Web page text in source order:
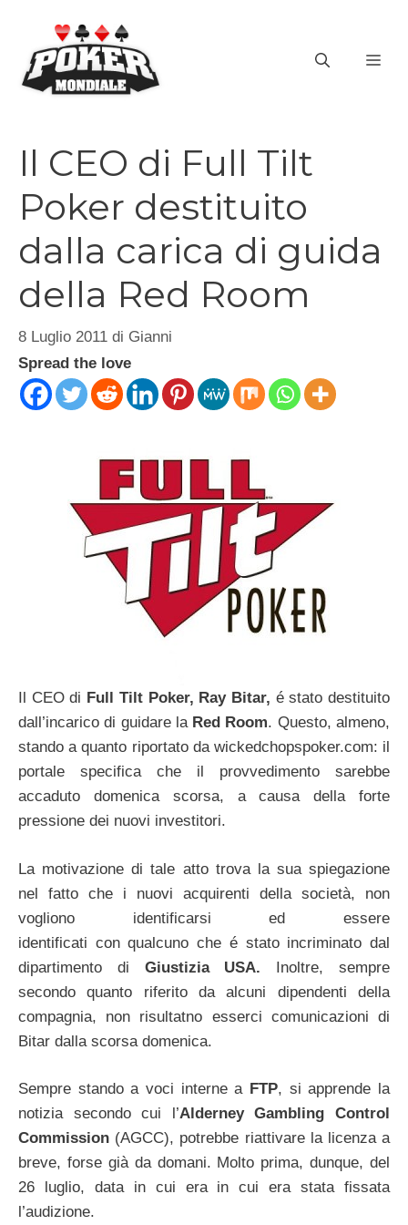
contenuto
Il CEO di Full Tilt
Poker destituito
dalla carica di guida
della Red Room
8 Luglio 2011 di Gianni
Spread the love
Il CEO di Full Tilt Poker, Ray Bitar, é stato destituito
dall’incarico di guidare la Red Room. Questo, almeno,
stando a quanto riportato da wickedchopspoker.com: il
portale specifica che il provvedimento sarebbe
accaduto domenica scorsa, a causa della forte
pressione dei nuovi investitori.
La motivazione di tale atto trova la sua spiegazione
nel fatto che i nuovi acquirenti della società, non
vogliono identificarsi ed essere
identificati con qualcuno che é stato incriminato dal
dipartimento di Giustizia USA. Inoltre, sempre
secondo quanto riferito da alcuni dipendenti della
compagnia, non risultatno esserci comunicazioni di
Bitar dalla scorsa domenica.
Sempre stando a voci interne a FTP, si apprende la
notizia secondo cui l’Alderney Gambling Control
Commission (AGCC), potrebbe riattivare la licenza a
breve, forse già da domani. Molto prima, dunque, del
26 luglio, data in cui era in cui era stata fissata
l’audizione.